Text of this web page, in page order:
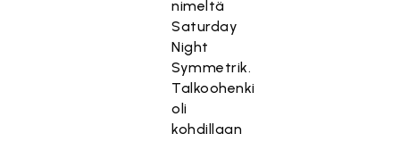
nimeltä
Saturday
Night
Symmetrik.
Talkoohenki
oli
kohdillaan